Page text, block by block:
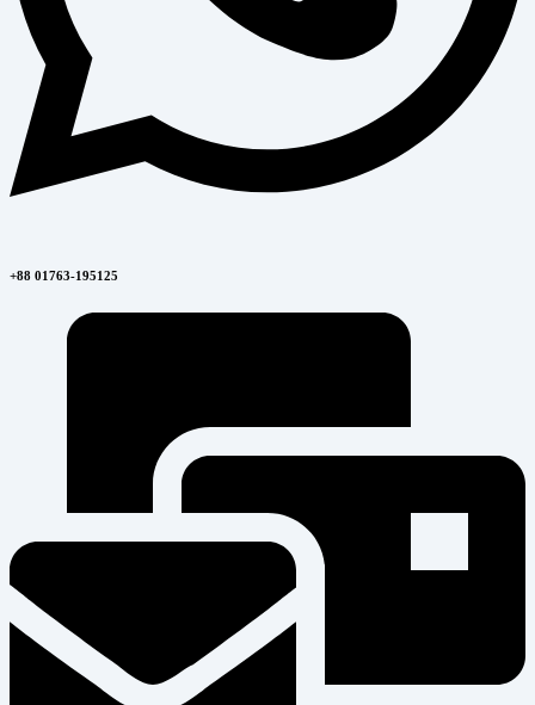
+88 01763-195125